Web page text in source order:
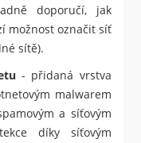
doporučí, jak
možnost označit síť
sítě).
- přidaná vrstva
malwarem
a síťovým
díky síťovým